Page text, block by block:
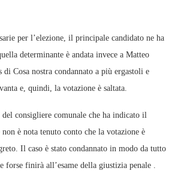
per l’elezione, il principale candidato ne ha
determinante è andata invece a Matteo
di Cosa nostra condannato a più ergastoli e
e, quindi, la votazione è saltata.
consigliere comunale che ha indicato il
è nota tenuto conto che la votazione è
Il caso è stato condannato in modo da tutto
forse finirà all’esame della giustizia penale .